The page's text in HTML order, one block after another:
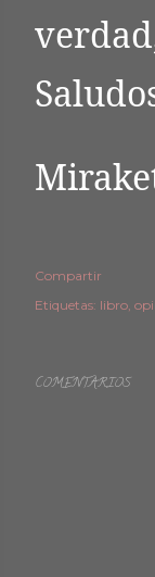
Compartir
Etiquetas: libro
COMENTARIOS